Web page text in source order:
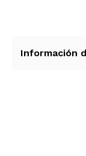
aproximadas
Información